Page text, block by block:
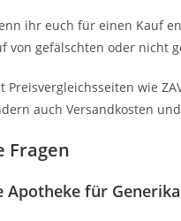
ihr euch für einen Kauf
von gefälschten oder nicht
Preisvergleichsseiten wie
auch Versandkosten
Fragen
Apotheke für